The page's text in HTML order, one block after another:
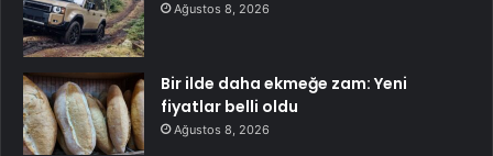
Ağustos 8, 2026
Bir ilde daha ekmeğe zam: Yeni
fiyatlar belli oldu
Ağustos 8, 2026